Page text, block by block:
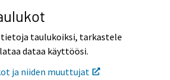
taulukoiksi, tarkastele
dataa käyttöösi.
ja niiden muuttujat